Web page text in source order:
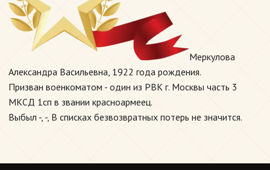
Меркулова
Александра Васильевна, 1922 года рождения.
Призван военкоматом - один из РВК г. Москвы часть 3
МКСД 1сп в звании красноармеец.
Выбыл -, -, В списках безвозвратных потерь не значится.